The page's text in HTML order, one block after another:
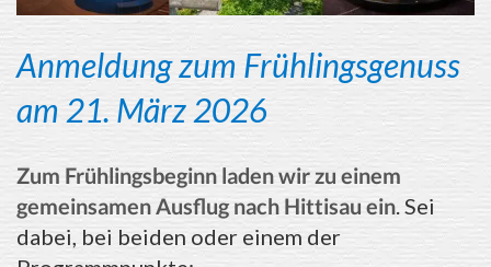
Anmeldung zum Frühlingsgenuss
am 21. März 2026
Zum Frühlingsbeginn laden wir zu einem
gemeinsamen Ausflug nach Hittisau ein . Sei
dabei, bei beiden oder einem der